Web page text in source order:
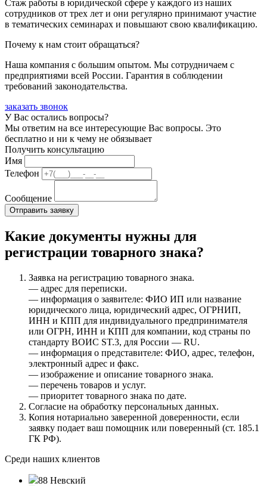
Стаж работы в юридической сфере у каждого из наших
сотрудников от трех лет и они регулярно принимают участие
в тематических семинарах и повышают свою квалификацию.
Почему к нам стоит обращаться?
Наша компания с большим опытом. Мы сотрудничаем с
предприятиями всей России. Гарантия в соблюдении
требований законодательства.
заказать звонок
У Вас остались вопросы?
Мы ответим на все интересующие Вас вопросы. Это
бесплатно и ни к чему не обязывает
Получить консультацию
Имя
Телефон
Сообщение
Какие документы нужны для
регистрации товарного знака?
Заявка на регистрацию товарного знака.
— адрес для переписки.
— информация о заявителе: ФИО ИП или название
юридического лица, юридический адрес, ОГРНИП,
ИНН и КПП для индивидуального предпринимателя
или ОГРН, ИНН и КПП для компании, код страны по
стандарту ВОИС ST.3, для России — RU.
— информация о представителе: ФИО, адрес, телефон,
электронный адрес и факс.
— изображение и описание товарного знака.
— перечень товаров и услуг.
— приоритет товарного знака по дате.
Согласие на обработку персональных данных.
Копия нотариально заверенной доверенности, если
заявку подает ваш помощник или поверенный (ст. 185.1
ГК РФ).
Среди наших клиентов
88 Невский